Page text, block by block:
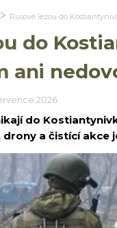
Rusové lezou do
do
ani
2026
do
drony a čistící akce